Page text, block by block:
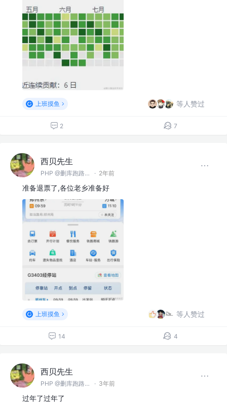
上班摸鱼 等人赞过
2 7
西贝先生
PHP @删库跑路（郑州）有限公司 · 2年前
准备退票了,各位老乡准备好
上班摸鱼 等人赞过
14 4
西贝先生
PHP @删库跑路（郑州）有限公司 · 3年前
过年了过年了